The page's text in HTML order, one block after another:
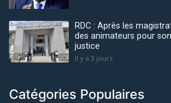
RDC : Après les
des animateurs pour
justice
Il y a 3 jours
Catégories Populaires